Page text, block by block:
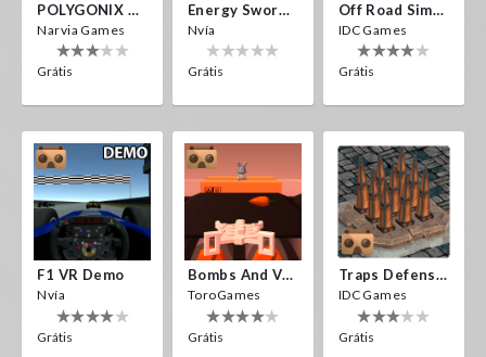
POLYGONIX VR
Narvia Games
Grátis
Energy Sword VR
Nvía
Grátis
Off Road Simulator VR
IDC Games
Grátis
F1 VR Demo
Nvía
Grátis
Bombs And Veggies
ToroGames
Grátis
Traps Defense VR
IDC Games
Grátis